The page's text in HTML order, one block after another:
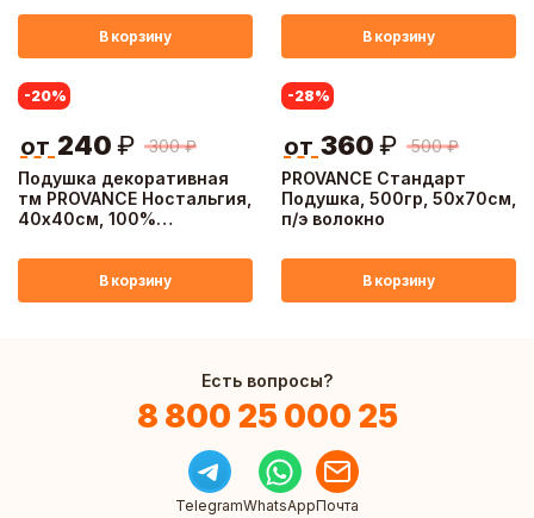
В корзину В корзину
Подушка декоративная
тм PROVANCE Ностальгия,
40х40см, 100%
-20%
300 ₽
от 240 ₽
В корзину
PROVANCE Стандарт
Подушка, 500гр, 50х70см,
п/э волокно
-28%
500 ₽
от 360 ₽
В корзину
Есть вопросы?
8 800 25 000 25
TelegramWhatsAppПочта